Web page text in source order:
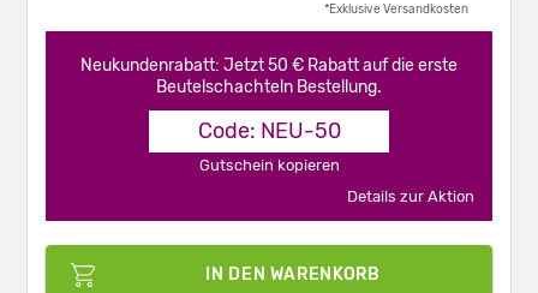
*Exklusive Versandkosten
Neukundenrabatt: Jetzt 50 € Rabatt auf die erste
Beutelschachteln Bestellung.
Code: NEU-50
Gutschein kopieren
Details zur Aktion
IN DEN WARENKORB